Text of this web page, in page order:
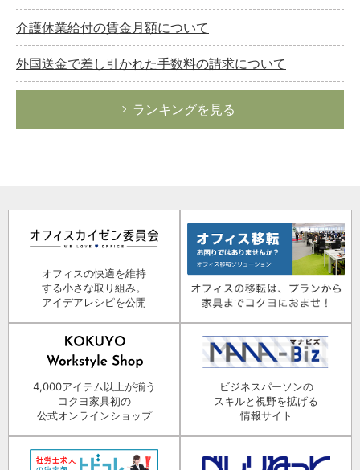
介護休業給付の賃金月額について
外国送金で差し引かれた手数料の請求について
ランキングを見る
オフィスの快適を維持
する小さな取り組み。
アイデアレシピを公開
4,000アイテム以上が揃う
コクヨ家具初の
公式オンラインショップ
ビジネスパーソンの
スキルと視野を拡げる
情報サイト